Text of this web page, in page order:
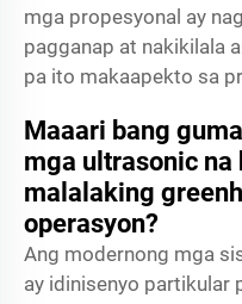
mga propesyonal ay
pagganap at nakikilala
pa ito makaapekto sa
Maaari bang
mga ultrasonic na
malalaking
operasyon?
Ang modernong mga
ay idinisenyo partikular